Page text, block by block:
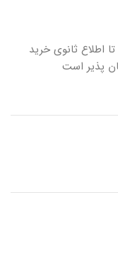
تا اطلاع ثانوی خرید